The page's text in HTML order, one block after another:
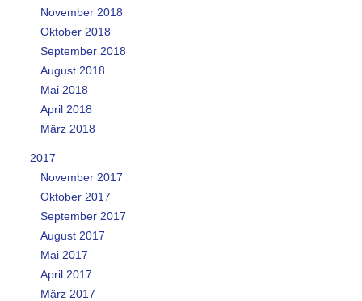
November 2018
Oktober 2018
September 2018
August 2018
Mai 2018
April 2018
März 2018
2017
November 2017
Oktober 2017
September 2017
August 2017
Mai 2017
April 2017
März 2017